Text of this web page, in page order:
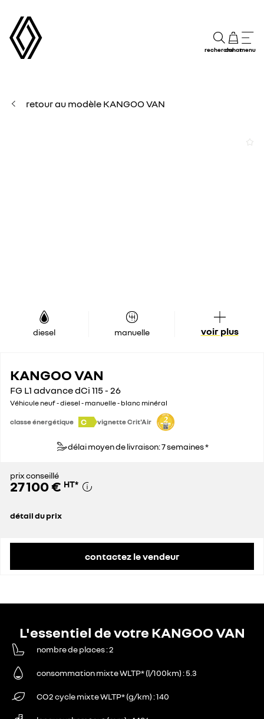
rechercheachatmenu
retour au modèle KANGOO VAN
diesel manuelle voir plus
KANGOO VAN
FG L1 advance dCi 115 - 26
Véhicule neuf - diesel - manuelle - blanc minéral
classe énergétique C vignette Crit'Air
délai moyen de livraison: 7 semaines *
prix conseillé
27 100 € HT*
détail du prix
contactez le vendeur
L'essentiel de votre KANGOO VAN
nombre de places 2
consommation mixte WLTP* (l/100km) 5.3
CO2 cycle mixte WLTP* (g/km) 140